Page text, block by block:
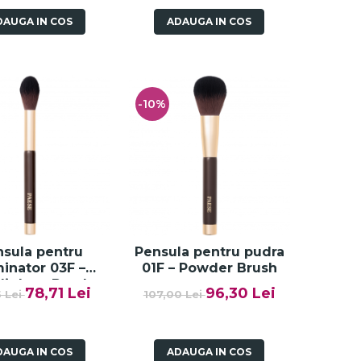
IN COS ADAUGA IN COS
pentru
03F –
Brush
Lei78,71 Lei
IN COS
-10%
Pensula pentru pudra
01F – Powder Brush
107,00 Lei96,30 Lei
ADAUGA IN COS